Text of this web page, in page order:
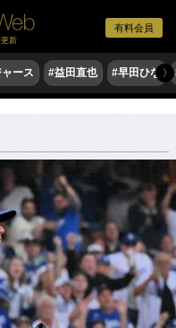
有料会員
新
ース #益田直也 #早田ひな 〉